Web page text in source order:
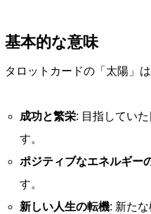
基本的な意味
タロットカードの「太陽」
成功と繁栄: 目指してい
す。
ポジティブなエネルギー
す。
新しい人生の転機: 新た